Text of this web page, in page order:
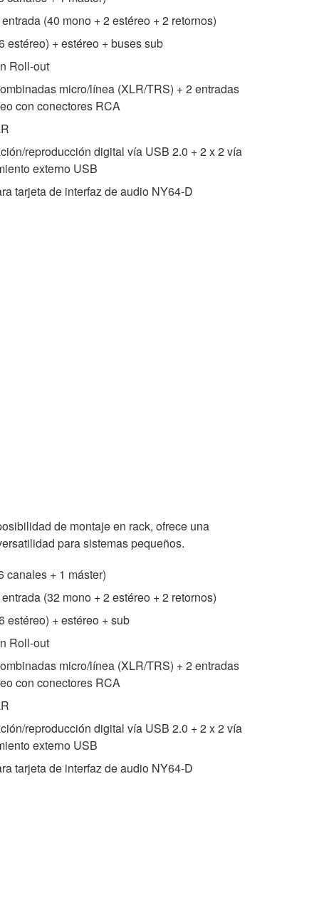
(40 mono + 2 estéreo + 2 retornos)
estéreo) + estéreo + buses sub
Roll-out
micro/línea (XLR/TRS) + 2 entradas
con conectores RCA
reproducción digital vía USB 2.0 + 2 x 2 vía
externo USB
tarjeta de interfaz de audio NY64-D
de montaje en rack, ofrece una
para sistemas pequeños.
canales + 1 máster)
(32 mono + 2 estéreo + 2 retornos)
estéreo) + estéreo + sub
Roll-out
micro/línea (XLR/TRS) + 2 entradas
con conectores RCA
reproducción digital vía USB 2.0 + 2 x 2 vía
externo USB
tarjeta de interfaz de audio NY64-D